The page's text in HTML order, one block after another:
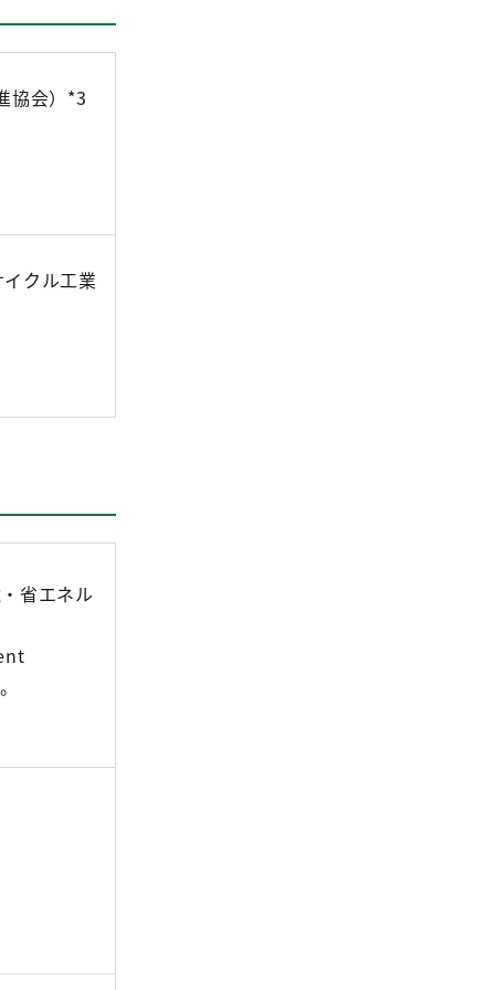
協会）*3
クル工業
省エネル